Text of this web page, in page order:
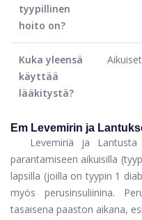
tyypillinen
hoito on?
Kuka yleensä
käyttää
lääkitystä?
Em Levemirin ja
Levemiriä ja Lantusta
parantamiseen aikuisilla
lapsilla (joilla on tyypin 1
myös perusinsuliinina.
tasaisena paaston aikana,